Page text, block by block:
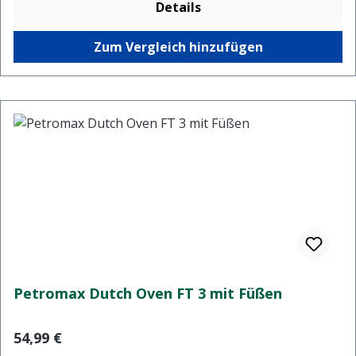
Details
Zum Vergleich hinzufügen
Petromax Dutch Oven FT 3 mit Füßen
Regulärer Preis:
54,99 €